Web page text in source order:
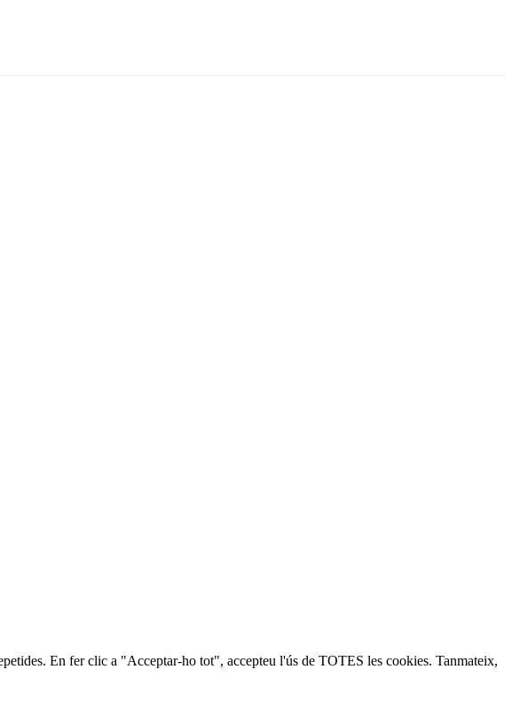
En fer clic a "Acceptar-ho tot", accepteu l'ús de TOTES les cookies. Tanmateix,